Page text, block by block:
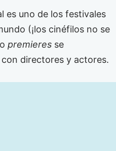
es uno de los festivales
(¡los cinéfilos no se
premieres se
directores y actores.